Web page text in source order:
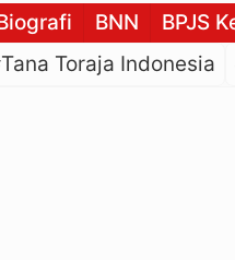
BNN BPJS
Toraja Indonesia